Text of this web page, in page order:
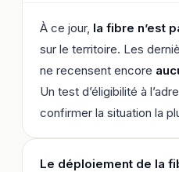
À ce jour, la fibre n’est
sur le territoire. Les
ne recensent encore
Un test d’éligibilité à
confirmer la situation la
Le déploiement de la